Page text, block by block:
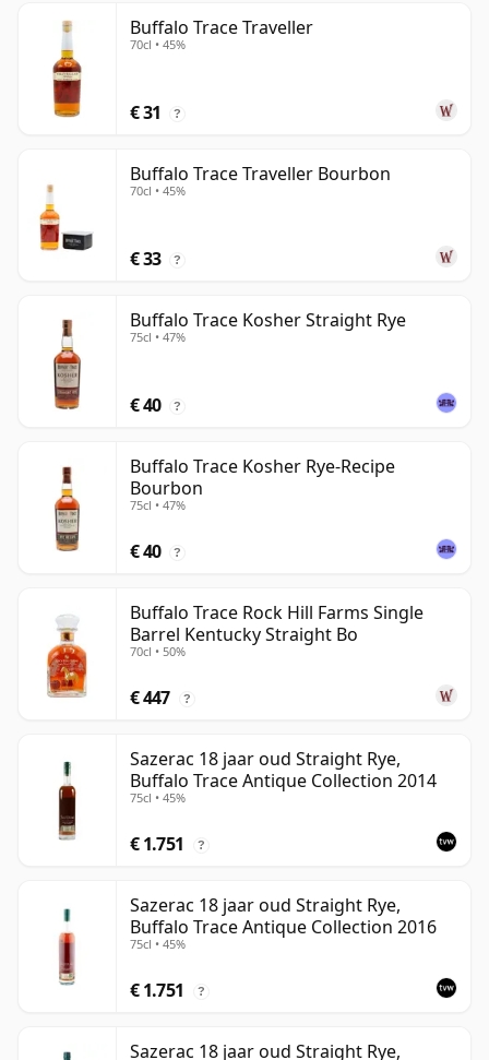
Buffalo Trace Traveller
70cl • 45%
€ 31 ?
Buffalo Trace Traveller Bourbon
70cl • 45%
€ 33 ?
Buffalo Trace Kosher Straight Rye
75cl • 47%
€ 40 ?
Buffalo Trace Kosher Rye-Recipe
Bourbon
75cl • 47%
€ 40 ?
Buffalo Trace Rock Hill Farms Single
Barrel Kentucky Straight Bo
70cl • 50%
€ 447 ?
Sazerac 18 jaar oud Straight Rye,
Buffalo Trace Antique Collection 2014
75cl • 45%
€ 1.751 ?
Sazerac 18 jaar oud Straight Rye,
Buffalo Trace Antique Collection 2016
75cl • 45%
€ 1.751 ?
Sazerac 18 jaar oud Straight Rye,